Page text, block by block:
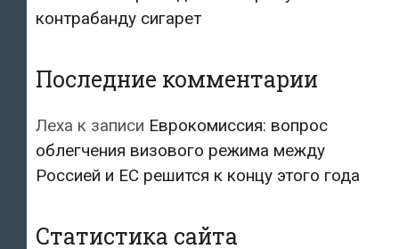
контрабанду сигарет
Последние комментарии
Леха к записи Еврокомиссия: вопрос
облегчения визового режима между
Россией и ЕС решится к концу этого года
Статистика сайта